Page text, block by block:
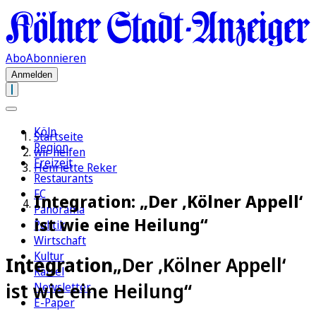
AboAbonnieren
Anmelden
Köln
Region
Freizeit
Restaurants
FC
Panorama
Politik
Wirtschaft
Kultur
Rätsel
Newsletter
E-Paper
Startseite
wir helfen
Henriette Reker
Integration: „Der ‚Kölner Appell‘
ist wie eine Heilung“
Integration„Der ‚Kölner Appell‘
ist wie eine Heilung“